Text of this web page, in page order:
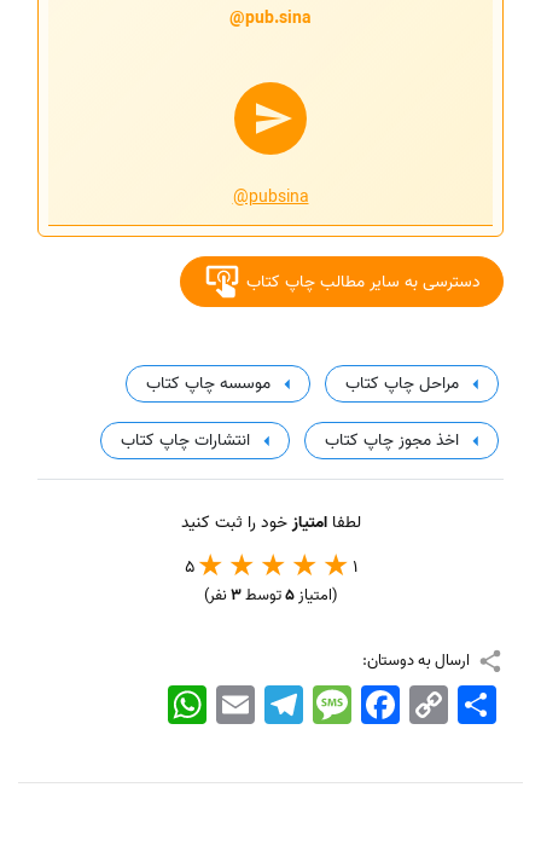
pub.sina@
@pubsina
دسترسی به سایر مطالب چاپ کتاب
مراحل چاپ کتاب موسسه چاپ کتاب
اخذ مجوز چاپ کتاب انتشارات چاپ کتاب
لطفاامتیازخود را ثبت کنید
1
5
(امتیاز5توسط3نفر)
ارسال به دوستان:
WhatsApp EmailTelegramMessageFacebook Copy
Link
اشتراک